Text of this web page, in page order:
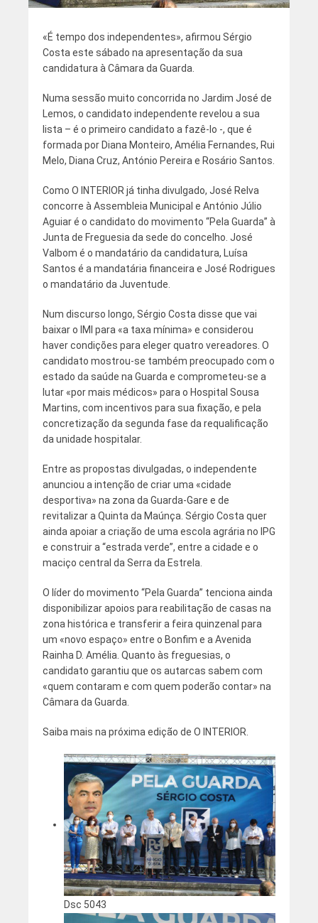
«É tempo dos independentes», afirmou Sérgio
Costa este sábado na apresentação da sua
candidatura à Câmara da Guarda.
Numa sessão muito concorrida no Jardim José de
Lemos, o candidato independente revelou a sua
lista – é o primeiro candidato a fazê-lo -, que é
formada por Diana Monteiro, Amélia Fernandes, Rui
Melo, Diana Cruz, António Pereira e Rosário Santos.
Como O INTERIOR já tinha divulgado, José Relva
concorre à Assembleia Municipal e António Júlio
Aguiar é o candidato do movimento “Pela Guarda” à
Junta de Freguesia da sede do concelho. José
Valbom é o mandatário da candidatura, Luísa
Santos é a mandatária financeira e José Rodrigues
o mandatário da Juventude.
Num discurso longo, Sérgio Costa disse que vai
baixar o IMI para «a taxa mínima» e considerou
haver condições para eleger quatro vereadores. O
candidato mostrou-se também preocupado com o
estado da saúde na Guarda e comprometeu-se a
lutar «por mais médicos» para o Hospital Sousa
Martins, com incentivos para sua fixação, e pela
concretização da segunda fase da requalificação
da unidade hospitalar.
Entre as propostas divulgadas, o independente
anunciou a intenção de criar uma «cidade
desportiva» na zona da Guarda-Gare e de
revitalizar a Quinta da Maúnça. Sérgio Costa quer
ainda apoiar a criação de uma escola agrária no IPG
e construir a “estrada verde”, entre a cidade e o
maciço central da Serra da Estrela.
O líder do movimento “Pela Guarda” tenciona ainda
disponibilizar apoios para reabilitação de casas na
zona histórica e transferir a feira quinzenal para
um «novo espaço» entre o Bonfim e a Avenida
Rainha D. Amélia. Quanto às freguesias, o
candidato garantiu que os autarcas sabem com
«quem contaram e com quem poderão contar» na
Câmara da Guarda.
Saiba mais na próxima edição de O INTERIOR.
Dsc 5043